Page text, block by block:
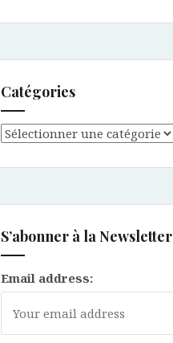
Catégories
Catégories
S’abonner à la Newsletter
Email address: